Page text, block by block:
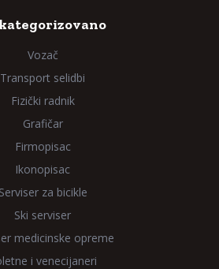
Vozač
Transport selidbi
Fizički radnik
Grafičar
Firmopisac
Ikonopisac
Serviser za bicikle
Ski serviser
medicinske opreme
i venecijaneri